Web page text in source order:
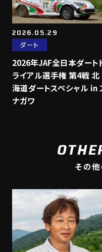
2026.05.29
ダート
2026年JAF全日本ダート
ライアル選手権 第4戦 北
海道ダートスペシャル in
ナガワ
その